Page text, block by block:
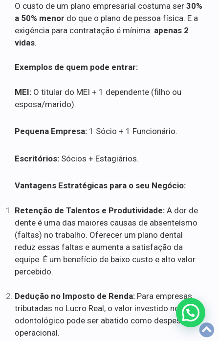
O custo de um plano empresarial costuma ser 30%
a 50% menor do que o plano de pessoa física. E a
exigência para contratação é mínima: apenas 2
vidas.
Exemplos de quem pode entrar:
MEI: O titular do MEI + 1 dependente (filho ou
esposa/marido).
Pequena Empresa: 1 Sócio + 1 Funcionário.
Escritórios: Sócios + Estagiários.
Vantagens Estratégicas para o seu Negócio:
Retenção de Talentos e Produtividade: A dor de
dente é uma das maiores causas de absenteísmo
(faltas) no trabalho. Oferecer um plano dental
reduz essas faltas e aumenta a satisfação da
equipe. É um benefício de baixo custo e alto valor
percebido.
Dedução no Imposto de Renda: Para empresas
tributadas no Lucro Real, o valor investido no plano
odontológico pode ser abatido como despesa
operacional.